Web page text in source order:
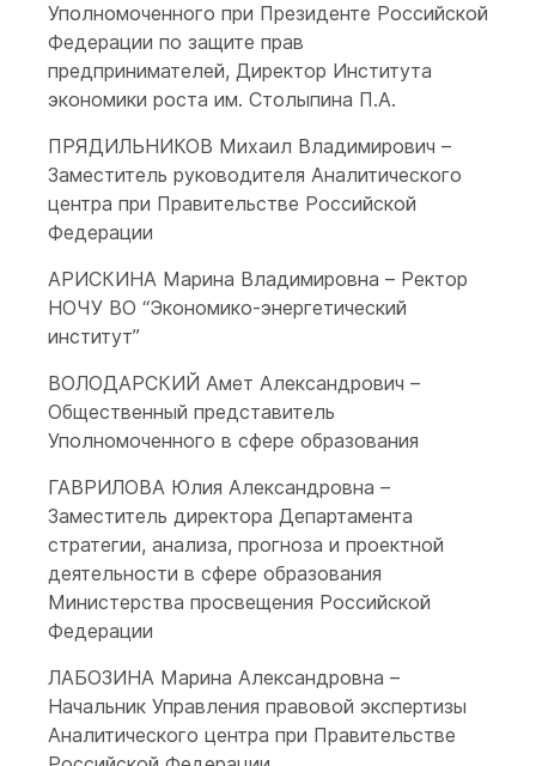
Уполномоченного при Президенте Российской
Федерации по защите прав
предпринимателей, Директор Института
экономики роста им. Столыпина П.А.
ПРЯДИЛЬНИКОВ Михаил Владимирович –
Заместитель руководителя Аналитического
центра при Правительстве Российской
Федерации
АРИСКИНА Марина Владимировна – Ректор
НОЧУ ВО “Экономико-энергетический
институт”
ВОЛОДАРСКИЙ Амет Александрович –
Общественный представитель
Уполномоченного в сфере образования
ГАВРИЛОВА Юлия Александровна –
Заместитель директора Департамента
стратегии, анализа, прогноза и проектной
деятельности в сфере образования
Министерства просвещения Российской
Федерации
ЛАБОЗИНА Марина Александровна –
Начальник Управления правовой экспертизы
Аналитического центра при Правительстве